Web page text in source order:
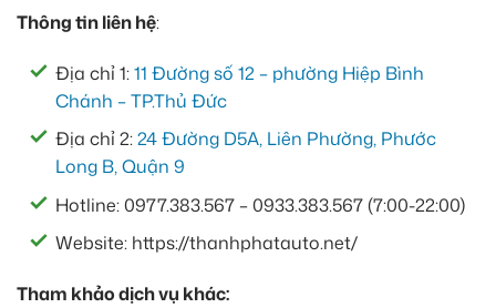
Thông tin liên hệ:
Địa chỉ 1:11 Đường số 12 – phường Hiệp Bình
Chánh – TP.Thủ Đức
Địa chỉ 2:24 Đường D5A, Liên Phường, Phước
Long B, Quận 9
Hotline: 0977.383.567 – 0933.383.567 (7:00-22:00)
Website: https://thanhphatauto.net/
Tham khảo dịch vụ khác: